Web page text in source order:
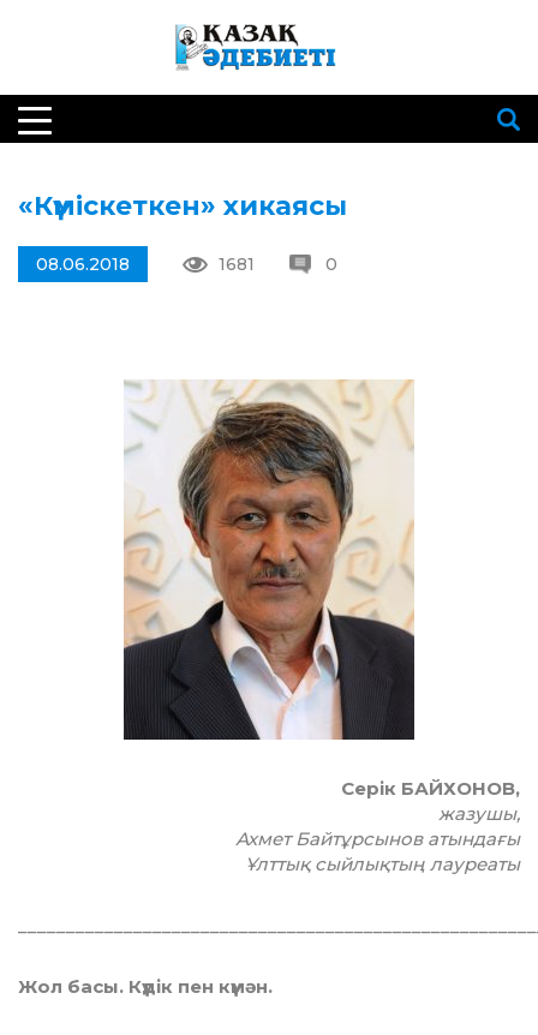
«Күміскеткен» хикаясы
08.06.2018 1681 0
Серік БАЙХОНОВ,
жазушы,
Ахмет Байтұрсынов атындағы
Ұлттық сыйлықтың лауреаты
Жол басы. Күдік пен күмән.